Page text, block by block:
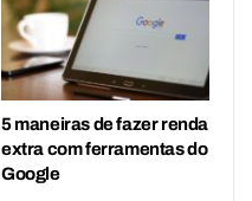
5 maneiras de fazer renda
extra com ferramentas do
Google